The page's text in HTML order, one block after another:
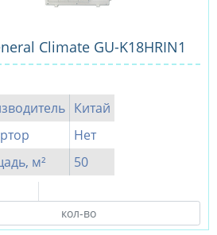
Climate GU-K18HRIN1
Китай
Нет
м²
50